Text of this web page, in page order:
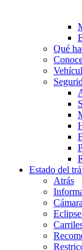
Qué
Estado del
Atrás